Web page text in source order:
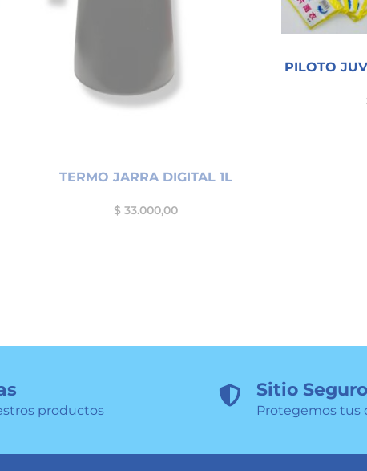
TERMO JARRA DIGITAL 1L
$ 33.000,00
PILOTO
productos
 Sitio Seguro
Protegemos tus